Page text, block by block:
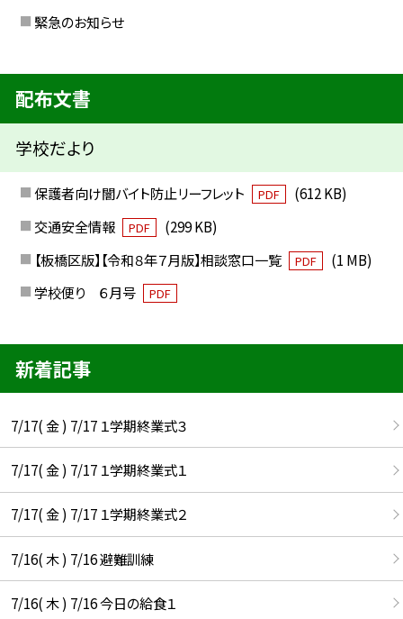
緊急のお知らせ
配布文書
学校だより
保護者向け闇バイト防止リーフレット PDF
(612 KB)
交通安全情報
PDF
(299 KB)
【板橋区版】【令和８年７月版】相談窓口一覧
PDF
(1 MB)
学校便り ６月号
PDF
新着記事
7/17( 金 ) 7/17 １学期終業式３
7/17( 金 ) 7/17 １学期終業式１
7/17( 金 ) 7/17 １学期終業式２
7/16( 木 ) 7/16 避難訓練
7/16( 木 ) 7/16 今日の給食１